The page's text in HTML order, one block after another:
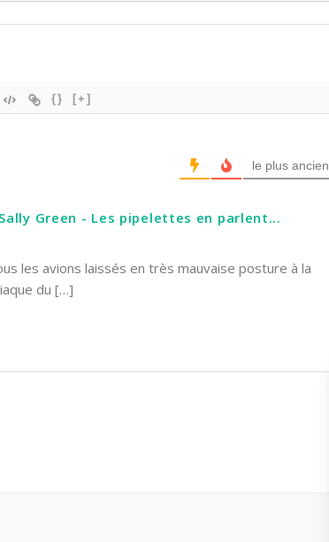
{} [+]
le plus ancien
Green - Les pipelettes en parlent...
les avions laissés en très mauvaise posture à la
du […]